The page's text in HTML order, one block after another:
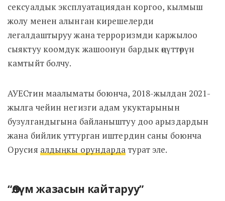
сексуалдык эксплуатациядан коргоо, кылмыш
жолу менен алынган кирешелерди
легалдаштыруу жана терроризмди каржылоо
сыяктуу коомдук жашоонун бардык өңүттөрүн
камтыйт болчу.
АУЕСтин маалыматы боюнча, 2018-жылдан 2021-
жылга чейин негизги адам укуктарынын
бузулгандыгына байланыштуу доо арыздардын
жана бийлик уттурган иштердин саны боюнча
Орусия алдыңкы орундарда турат эле.
“Өлүм жазасын кайтаруу”